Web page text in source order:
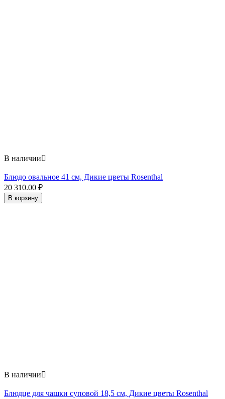
В наличии
Блюдо овальное 41 см, Дикие цветы Rosenthal
20 310.00 ₽
В корзину
В наличии
Блюдце для чашки суповой 18,5 см, Дикие цветы Rosenthal